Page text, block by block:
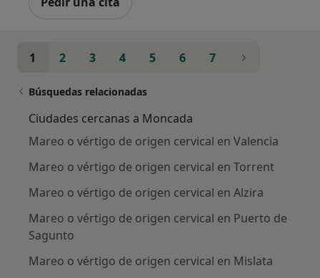
1 2 3 4 5 6 7
Búsquedas relacionadas
Ciudades cercanas a Moncada
Mareo o vértigo de origen cervical en Valencia
Mareo o vértigo de origen cervical en Torrent
Mareo o vértigo de origen cervical en Alzira
Mareo o vértigo de origen cervical en Puerto de
Sagunto
Mareo o vértigo de origen cervical en Mislata